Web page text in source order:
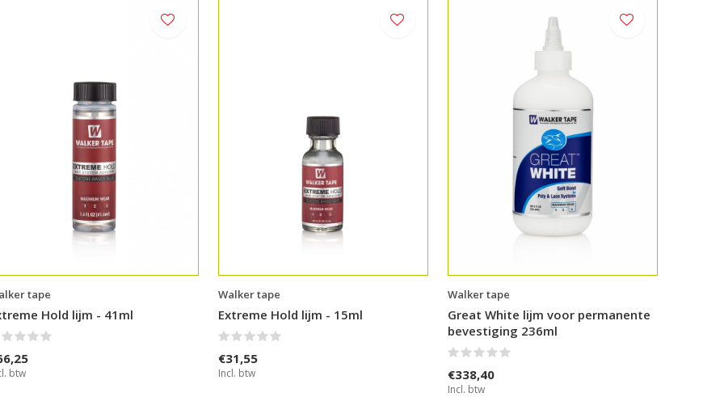
tape
Hold lijm - 41ml
btw
Walker tape
Extreme Hold lijm - 15ml
€31,55
Incl. btw
Walker tape
Great White lijm voor permanente
bevestiging 236ml
€338,40
Incl. btw